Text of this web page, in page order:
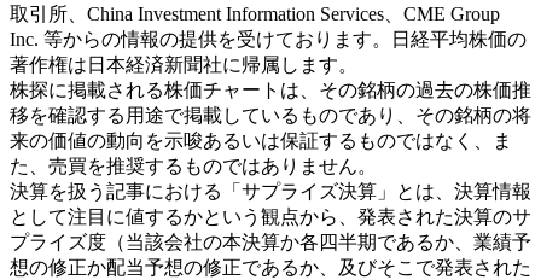
取引所、China Investment Information Services、CME Group
Inc. 等からの情報の提供を受けております。日経平均株価の
著作権は日本経済新聞社に帰属します。
株探に掲載される株価チャートは、その銘柄の過去の株価推
移を確認する用途で掲載しているものであり、その銘柄の将
来の価値の動向を示唆あるいは保証するものではなく、ま
た、売買を推奨するものではありません。
決算を扱う記事における「サプライズ決算」とは、決算情報
として注目に値するかという観点から、発表された決算のサ
プライズ度（当該会社の本決算か各四半期であるか、業績予
想の修正か配当予想の修正であるか、及びそこで発表された